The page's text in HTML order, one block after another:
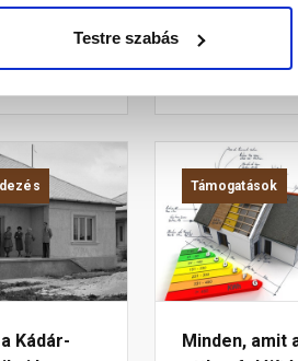
Testre szabás
projekt.
hibákat
Kádár-
Támogatások
Minden, amit